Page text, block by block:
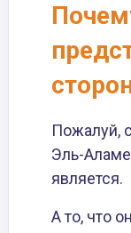
Пожалуй,
Эль-
является.
А то, что